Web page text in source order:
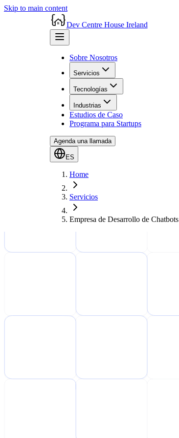
Skip to main content
Dev Centre House Ireland
Sobre Nosotros
Servicios
Tecnologías
Industrias
Estudios de Caso
Programa para Startups
Agenda una llamada
ES
Home
Servicios
Empresa de Desarrollo de Chatbots